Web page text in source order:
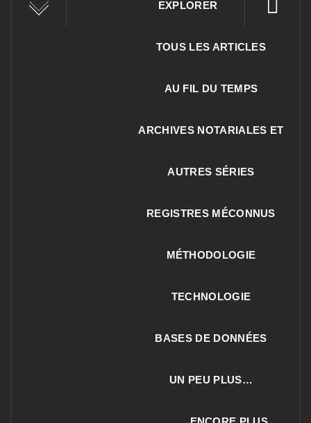
EXPLORER
TOUS LES ARTICLES
AU FIL DU TEMPS
ARCHIVES NOTARIALES ET
AUTRES SÉRIES
REGISTRES MÉCONNUS
MÉTHODOLOGIE
TECHNOLOGIE
BASES DE DONNÉES
UN PEU PLUS…